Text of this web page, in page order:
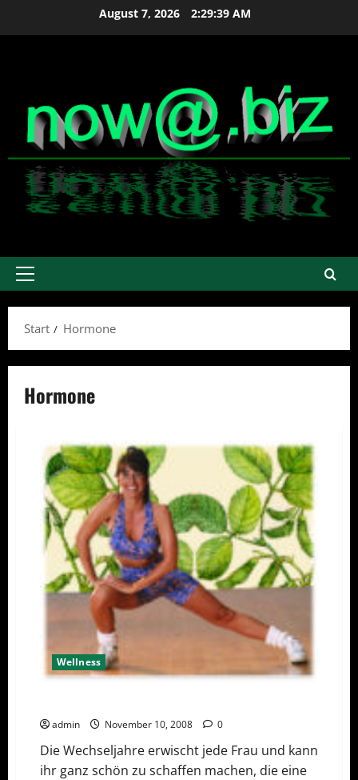
August 7, 2026 2:29:39 AM
Primäres
Start
Hormone
Hormone
Wellness
admin November 10, 2008 0
Die Wechseljahre erwischt jede Frau und kann
ihr ganz schön zu schaffen machen, die eine